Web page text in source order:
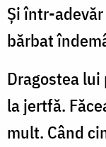
Și într-
bărbat
Dragostea
la jertfă.
mult. Când